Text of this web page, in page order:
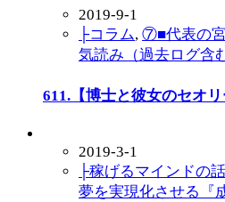
2019-9-1
├コラム, ⑦■代表の
気読み（過去ログ含
611.【博士と彼女のセオリ
2019-3-1
├稼げるマインドの
夢を実現化させる『